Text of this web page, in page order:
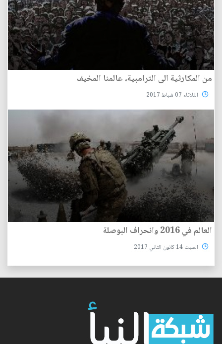
من المكارثية الى الترامبية، عالمنا المخيف
الثلاثاء 07 شباط 2017
العالم في 2016 وانحراف البوصلة
السبت 14 كانون الثاني 2017